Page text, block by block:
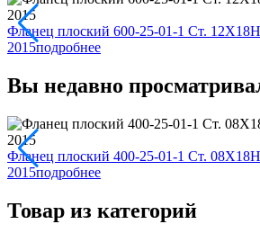
Фланец плоский 600-25-01-1 Ст.
2015подробнее
Вы недавно
Фланец плоский 400-25-01-1 Ст.
2015подробнее
Товар из категорий